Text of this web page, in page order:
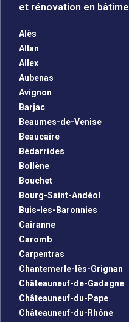
et rénovation en
Alès
Allan
Allex
Aubenas
Avignon
Barjac
Beaumes-de-Venise
Beaucaire
Bédarrides
Bollène
Bouchet
Bourg-Saint-Andéol
Buis-les-Baronnies
Cairanne
Caromb
Carpentras
Chantemerle-lès-Grignan
Châteauneuf-de-Gadagne
Châteauneuf-du-Pape
Châteauneuf-du-Rhône